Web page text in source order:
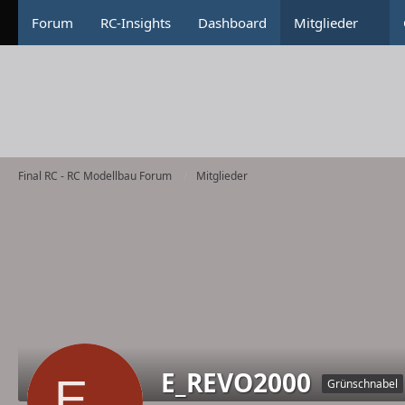
Forum RC-Insights Dashboard Mitglieder
Final RC - RC Modellbau Forum Mitglieder
E_REVO2000 Grünschnabel